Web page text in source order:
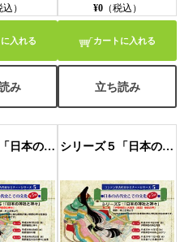
）
入れる
み
¥0（税込）
カートに入れる
立ち読み
シリーズ５「日本の神社と神々」第一部「熊野信仰の神々」 シリーズ５「日本の神社と神々」第二部「伊勢信仰と大国主（出雲）信仰の神」